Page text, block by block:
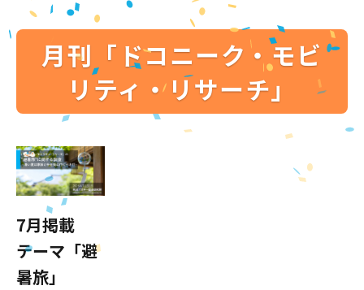
月刊「ドコニーク・モビ
リティ・リサーチ」
7月掲載
テーマ「避
暑旅」